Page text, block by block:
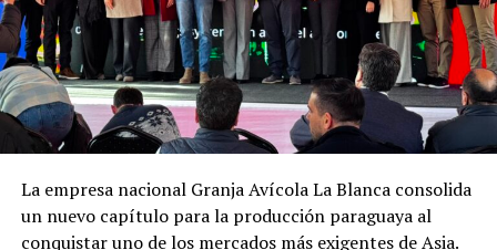
La empresa nacional Granja Avícola La Blanca consolida
un nuevo capítulo para la producción paraguaya al
conquistar uno de los mercados más exigentes de Asia.